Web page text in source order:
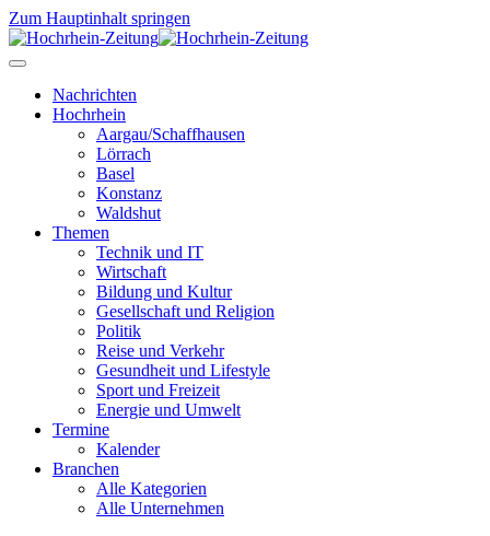
Zum Hauptinhalt springen
Nachrichten
Hochrhein
Aargau/Schaffhausen
Lörrach
Basel
Konstanz
Waldshut
Themen
Technik und IT
Wirtschaft
Bildung und Kultur
Gesellschaft und Religion
Politik
Reise und Verkehr
Gesundheit und Lifestyle
Sport und Freizeit
Energie und Umwelt
Termine
Kalender
Branchen
Alle Kategorien
Alle Unternehmen